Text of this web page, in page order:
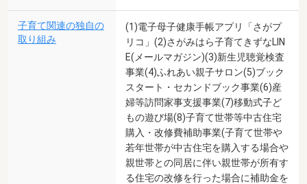
子育て関連の独自の
取り組み
(1)電子母子健康手帳アプリ「さがプ
リコ」(2)さがみはら子育てきずなLIN
E(メールマガジン)(3)新生児聴覚検査
事業(4)ふれあい親子サロン(5)ブック
スタート・セカンドブック事業(6)産
婦等訪問家事支援事業(7)移動式子ど
もの遊び場(8)子育て世帯等中古住宅
購入・改修費補助事業(子育て世帯や
若年世帯が中古住宅を購入する場合や
親世帯との同居に伴い親世帯が所有す
る住宅の改修を行った場合に補助金を